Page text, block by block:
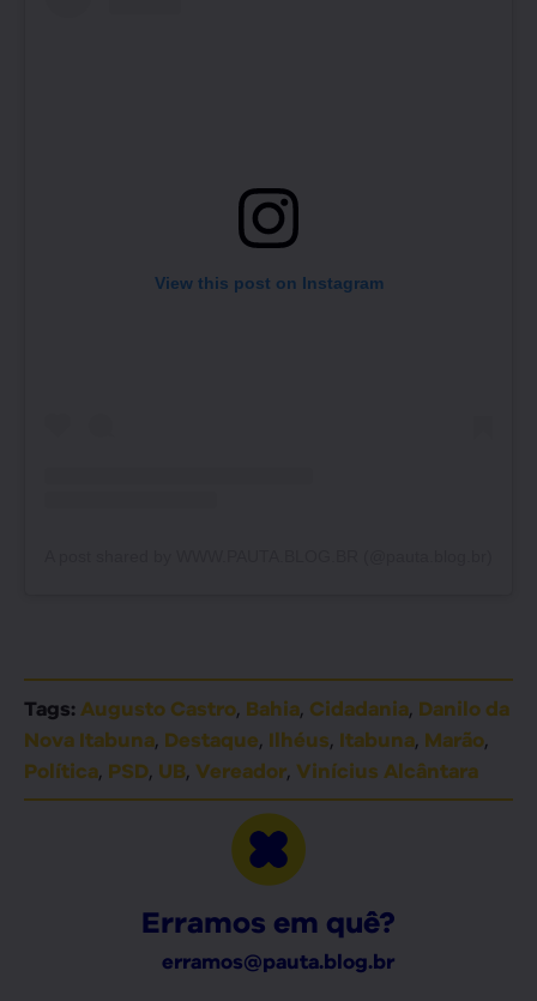
View this post on Instagram
Tags: Augusto Castro, Bahia, Cidadania, Danilo da
Nova Itabuna, Destaque, Ilhéus, Itabuna, Marão,
Política, PSD, UB, Vereador, Vinícius Alcântara
Erramos em quê?
erramos@pauta.blog.br